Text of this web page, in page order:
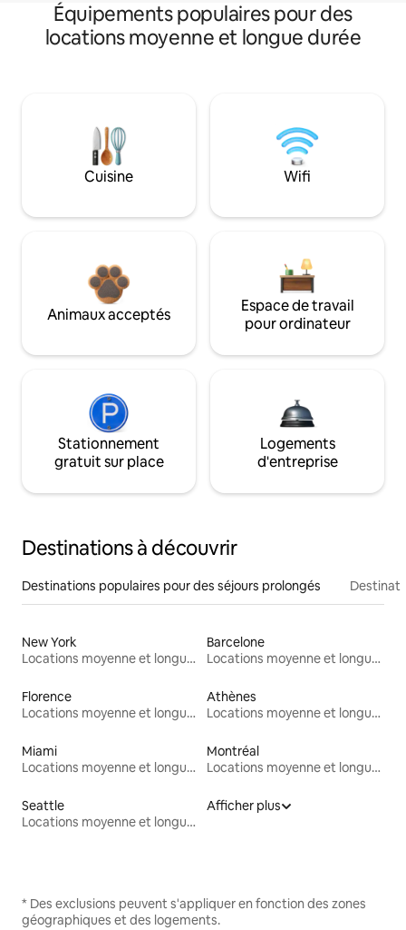
Équipements populaires pour des
locations moyenne et longue durée
Cuisine Wifi
Animaux acceptés
Espace de travail
pour ordinateur
Stationnement
gratuit sur place
Logements
d'entreprise
Destinations à découvrir
Destinations populaires pour des séjours prolongés
New York
Locations moyenne et longue durée
Barcelone
Locations moyenne et longue durée
Florence
Locations moyenne et longue durée
Athènes
Locations moyenne et longue durée
Miami
Locations moyenne et longue durée
Montréal
Locations moyenne et longue durée
Seattle
Locations moyenne et longue durée
Afficher plus
* Des exclusions peuvent s'appliquer en fonction des zones
géographiques et des logements.